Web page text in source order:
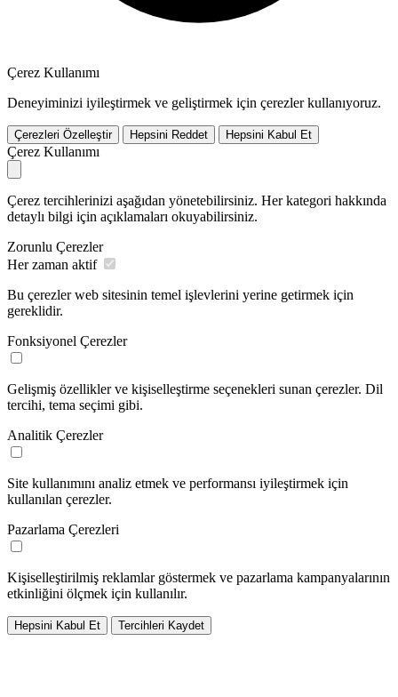
Çerez Kullanımı
Deneyiminizi iyileştirmek ve geliştirmek için çerezler kullanıyoruz.
Çerezleri Özelleştir Hepsini Reddet Hepsini Kabul Et
Çerez Kullanımı
Çerez tercihlerinizi aşağıdan yönetebilirsiniz. Her kategori hakkında
detaylı bilgi için açıklamaları okuyabilirsiniz.
Zorunlu Çerezler
Her zaman aktif
Bu çerezler web sitesinin temel işlevlerini yerine getirmek için
gereklidir.
Fonksiyonel Çerezler
Gelişmiş özellikler ve kişiselleştirme seçenekleri sunan çerezler. Dil
tercihi, tema seçimi gibi.
Analitik Çerezler
Site kullanımını analiz etmek ve performansı iyileştirmek için
kullanılan çerezler.
Pazarlama Çerezleri
Kişiselleştirilmiş reklamlar göstermek ve pazarlama kampanyalarının
etkinliğini ölçmek için kullanılır.
Hepsini Kabul Et Tercihleri Kaydet